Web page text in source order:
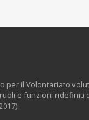
per il Volontariato
e funzioni ridefiniti